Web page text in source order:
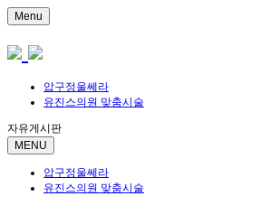
Menu
압구정울쎄라
유진스의원 맞춤시술
자유게시판
MENU
압구정울쎄라
유진스의원 맞춤시술